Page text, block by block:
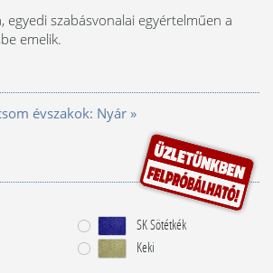
egyedi szabásvonalai egyértelműen a
emelik.
évszakok: Nyár »
SK Sötétkék
Keki